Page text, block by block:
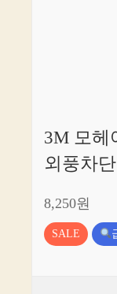
3M 모헤
외풍차단
8,250원
SALE